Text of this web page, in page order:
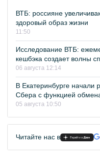
ВТБ: россияне
здоровый образ жизни
11:50
Исследование ВТБ:
кешбэка создает волны
06 августа 12:14
В Екатеринбурге начали
Сбера с функцией
05 августа 10:50
Читайте нас в